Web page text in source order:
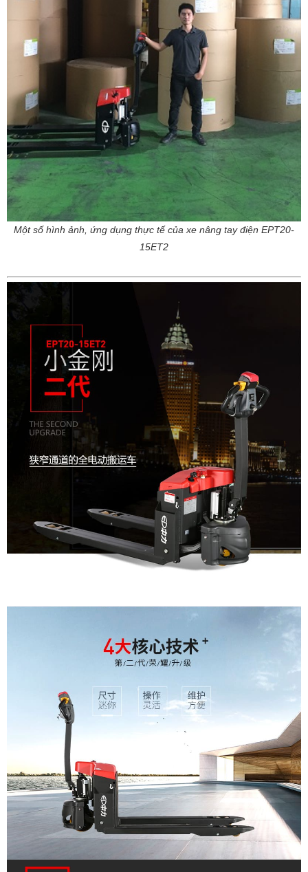
Một số hình ảnh, ứng dụng thực tế của xe nâng tay điện EPT20-
15ET2